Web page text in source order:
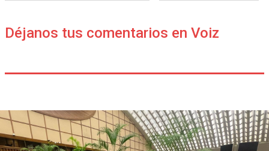
Déjanos tus comentarios en Voiz